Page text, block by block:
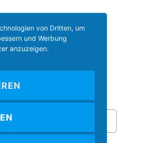
von Dritten, um
und Werbung
anzuzeigen.